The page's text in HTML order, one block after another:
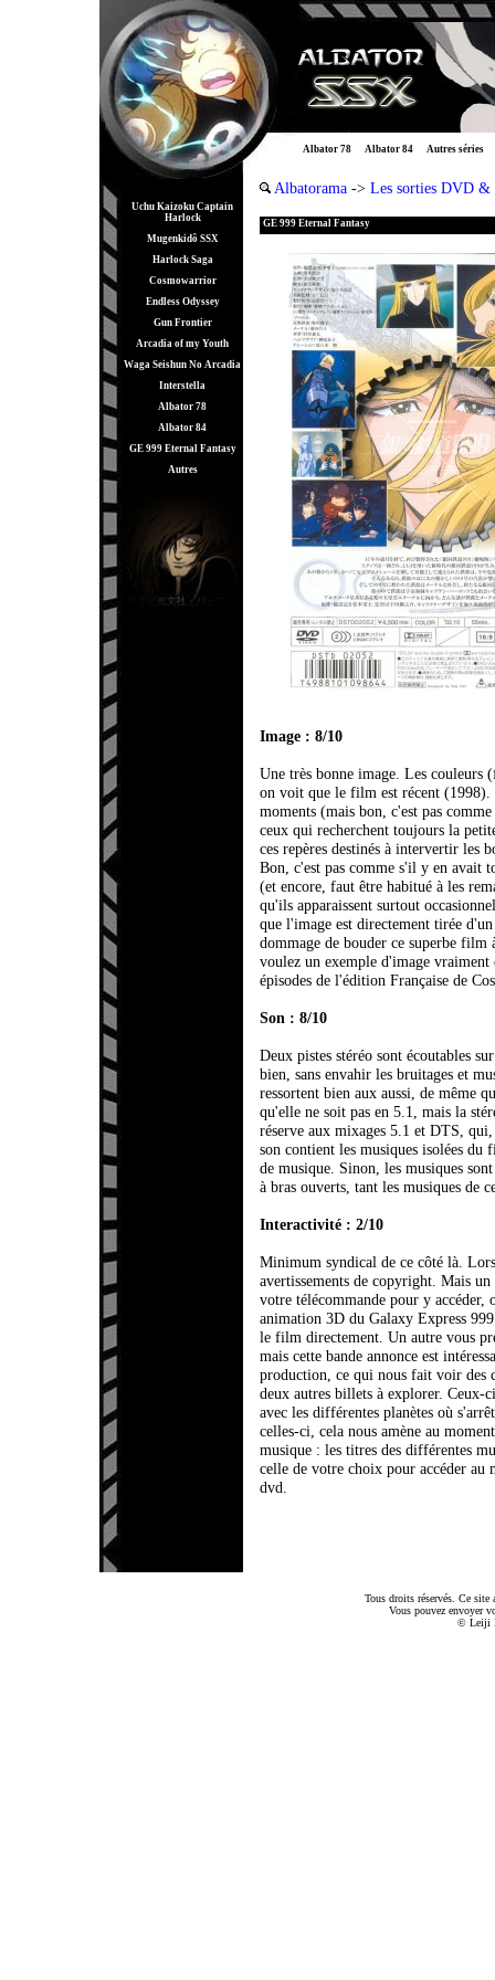
Albator 78 Albator 84 Autres séries
Uchu Kaizoku Captain
Harlock
Mugenkidô SSX
Harlock Saga
Cosmowarrior
Endless Odyssey
Gun Frontier
Arcadia of my Youth
Waga Seishun No Arcadia
Interstella
Albator 78
Albator 84
GE 999 Eternal Fantasy
Autres
Albatorama -> Les sorties DVD
GE 999 Eternal Fantasy
Image : 8/10
Une très bonne image. Les couleurs
on voit que le film est récent (1998).
moments (mais bon, c'est pas
ceux qui recherchent toujours la
ces repères destinés à intervertir les
Bon, c'est pas comme s'il y en avait
(et encore, faut être habitué à les
qu'ils apparaissent surtout
que l'image est directement tirée
dommage de bouder ce superbe film
voulez un exemple d'image
épisodes de l'édition Française de
Son : 8/10
Deux pistes stéréo sont écoutables
bien, sans envahir les bruitages et
ressortent bien aux aussi, de même
qu'elle ne soit pas en 5.1, mais la
réserve aux mixages 5.1 et DTS,
son contient les musiques isolées du
de musique. Sinon, les musiques
à bras ouverts, tant les musiques de
Interactivité : 2/10
Minimum syndical de ce côté là.
avertissements de copyright. Mais
votre télécommande pour y
animation 3D du Galaxy Express
le film directement. Un autre vous
mais cette bande annonce est
production, ce qui nous fait voir des
deux autres billets à explorer. Ceux-
avec les différentes planètes où
celles-ci, cela nous amène au
musique : les titres des différentes
celle de votre choix pour accéder au
dvd.
Tous droits réservés. Ce site
Vous pouvez envoyer
© Leiji